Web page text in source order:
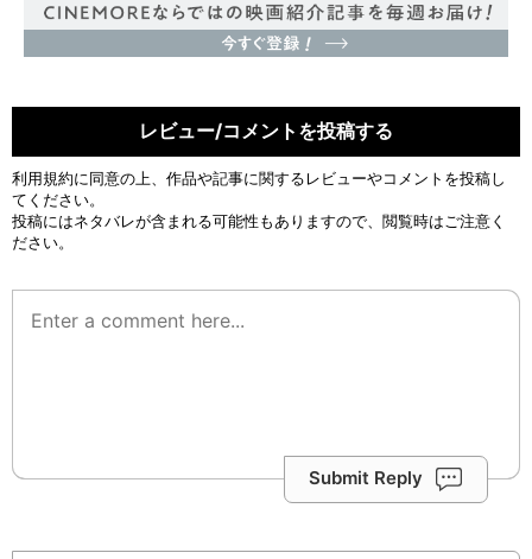
レビュー/コメントを投稿する
利用規約に同意の上、作品や記事に関するレビューやコメントを投稿し
てください。
投稿にはネタバレが含まれる可能性もありますので、閲覧時はご注意く
ださい。
Submit Reply